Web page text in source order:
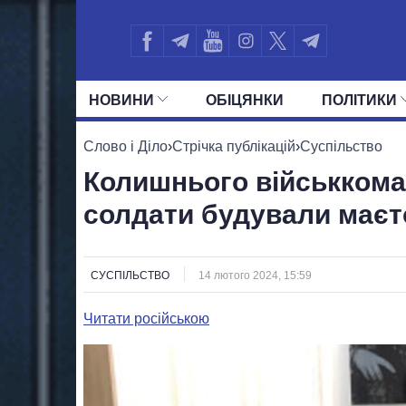
НОВИНИ ОБIЦЯНКИ ПОЛIТИКИ
УСІ ПОЛІТИКИ ПРЕЗИДЕНТ І ОФІС
Слово і Діло›Стрічка публікацій›Суспільство
Колишнього
солдати будували
СУСПІЛЬСТВО 14 лютого 2024, 15:59
Читати російською